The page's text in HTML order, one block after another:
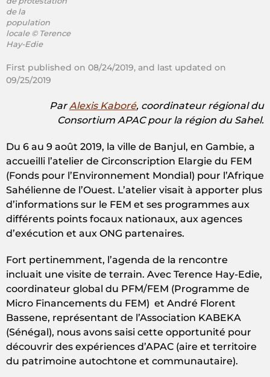
de la
population
locale © Terence
Hay-Edie
First published on 08/24/2019, and last updated on
09/25/2019
ParAlexis Kaboré, coordinateur régional du
Consortium APAC pour la région du Sahel.
Du 6 au 9 août 2019, la ville de Banjul, en Gambie, a
accueilli l’atelier de Circonscription Elargie du FEM
(Fonds pour l’Environnement Mondial) pour l’Afrique
Sahélienne de l’Ouest. L’atelier visait à apporter plus
d’informations sur le FEM et ses programmes aux
différents points focaux nationaux, aux agences
d’exécution et aux ONG partenaires.
Fort pertinemment, l’agenda de la rencontre
incluait une visite de terrain. Avec Terence Hay-Edie,
coordinateur global du PFM/FEM (Programme de
Micro Financements du FEM) et André Florent
Bassene, représentant de l’Association KABEKA
(Sénégal), nous avons saisi cette opportunité pour
découvrir des expériences d’APAC (aire et territoire
du patrimoine autochtone et communautaire).